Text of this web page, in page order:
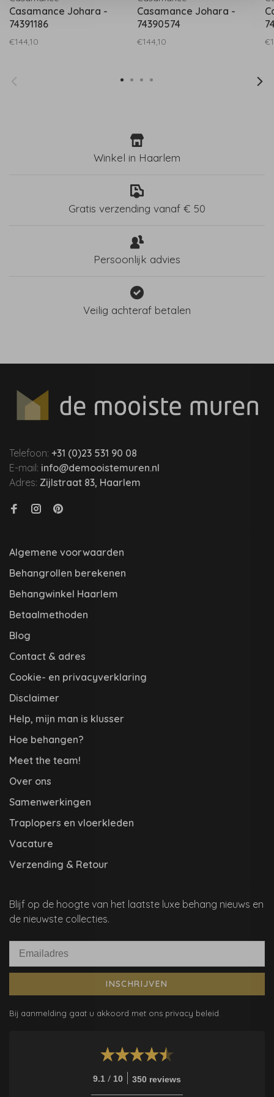
Casamance Johara -
74391186
€144,10
Casamance Johara -
74390574
€144,10
Winkel in Haarlem
Gratis verzending vanaf € 50
Persoonlijk advies
Veilig achteraf betalen
Telefoon: +31 (0)23 531 90 08
E-mail: info@demooistemuren.nl
Adres: Zijlstraat 83, Haarlem
Algemene voorwaarden
Behangrollen berekenen
Behangwinkel Haarlem
Betaalmethoden
Blog
Contact & adres
Cookie- en privacyverklaring
Disclaimer
Help, mijn man is klusser
Hoe behangen?
Meet the team!
Over ons
Samenwerkingen
Traplopers en vloerkleden
Vacature
Verzending & Retour
Blijf op de hoogte van het laatste luxe behang nieuws en
de nieuwste collecties.
INSCHRIJVEN
Bij aanmelding gaat u akkoord met ons privacy beleid.
9.1 / 10 350 reviews